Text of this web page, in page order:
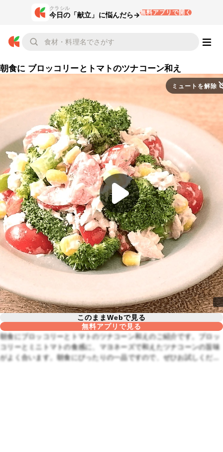
クラシル
今日の「献立」に悩んだら→無料アプリで開く
朝食に ブロッコリーとトマトのツナコーン和え
ミュートを解除
このままWebで見る
無料アプリで見る
朝食にブロッコリーとトマトのツナコーン和えのご紹介です。ブロッ
コリーとミニトマトの食感に、マヨネーズで和えたツナコーンの旨味
がよく合います。朝食にぴったりの一品ですので、ぜひお試しくださ